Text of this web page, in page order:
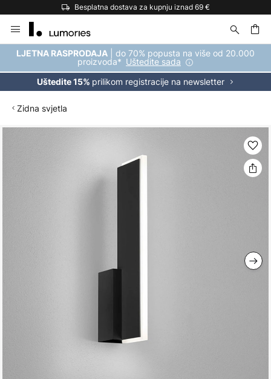
Besplatna dostava za kupnju iznad 69 €
to
Content
LJETNA RASPRODAJA | do 70% popusta na više od 20.000
proizvoda* Uštedite sada
Uštedite 15% prilikom registracije na newsletter
Zidna svjetla